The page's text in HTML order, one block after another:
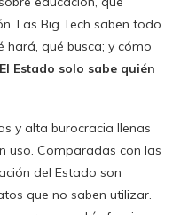
Las Big Tech saben todo
hará, qué busca; y cómo
El Estado solo sabe quién
y alta burocracia llenas
uso. Comparadas con las
del Estado son
que no saben utilizar.